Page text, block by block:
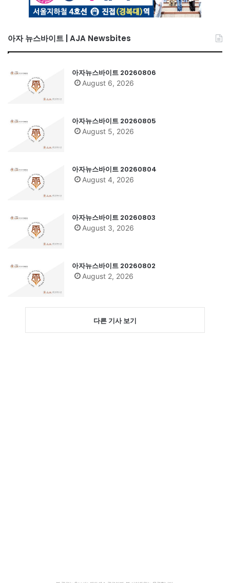
아자 뉴스바이트 | AJA Newsbites
아자뉴스바이트 20260806
August 6, 2026
아자뉴스바이트 20260805
August 5, 2026
아자뉴스바이트 20260804
August 4, 2026
아자뉴스바이트 20260803
August 3, 2026
아자뉴스바이트 20260802
August 2, 2026
다른 기사 보기